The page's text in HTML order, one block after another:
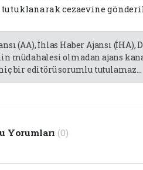
cezaevine
(AA), İhlas Haber Ajansı
müdahalesi olmadan ajans
bir editörü sorumlu tutulamaz...
Yorumları (0)